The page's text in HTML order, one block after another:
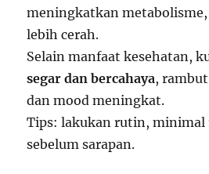
meningkatkan
lebih cerah.
Selain manfaat kesehatan,
segar dan bercahaya,
dan mood meningkat.
Tips: lakukan rutin, minimal
sebelum sarapan.